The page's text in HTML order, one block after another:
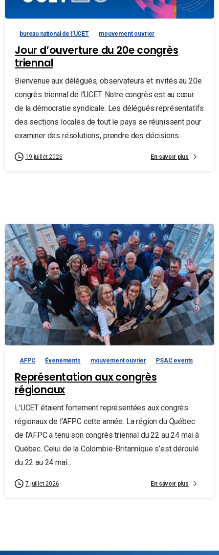
bureau national de l'UCET mouvement ouvrier
Jour d’ouverture du 20e congrès
triennal
Bienvenue aux délégués, observateurs et invités au 20e
congrès triennal de l’UCET. Notre congrès est au cœur
de la démocratie syndicale. Les délégués représentatifs
des sections locales de tout le pays se réunissent pour
examiner des résolutions, prendre des décisions...
19 juillet 2026 En savoir plus
AFPC Évenements mouvement ouvrier PSAC events
Représentation aux congrès
régionaux
L’UCET étaient fortement représentées aux congrès
régionaux de l’AFPC cette année. La région du Québec
de l’AFPC a tenu son congrès triennal du 22 au 24 mai à
Québec. Celui de la Colombie-Britannique s’est déroulé
du 22 au 24 mai...
7 juillet 2026 En savoir plus